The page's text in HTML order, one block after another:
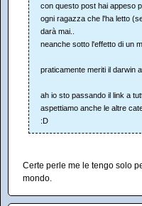
con questo post hai appeso
ogni ragazza che l'ha letto
darà mai..
neanche sotto l'effetto di un
praticamente meriti il darwin
ah io sto passando il link a
aspettiamo anche le altre
:D
Certe perle me le tengo solo
mondo.